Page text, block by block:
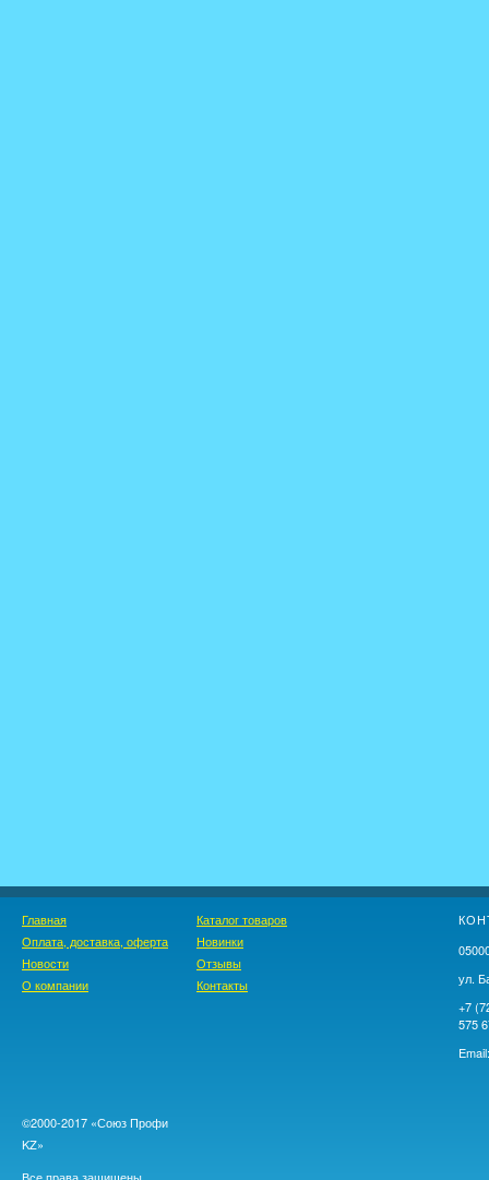
Главная
Оплата, доставка, оферта
Новости
О компании
Каталог товаров
Новинки
Отзывы
Контакты
ул.
+7
575
Email:
©2000-2017 «Союз Профи
KZ»